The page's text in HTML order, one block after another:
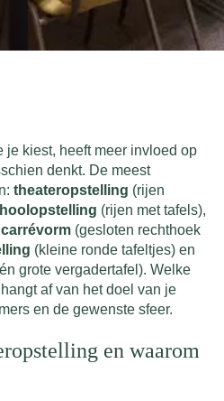
je kiest, heeft meer invloed op
denkt. De meest
theateropstelling (rijen
(rijen met tafels),
carrévorm (gesloten rechthoek
(kleine ronde tafeltjes) en
grote vergadertafel). Welke
af van het doel van je
en de gewenste sfeer.
en waarom